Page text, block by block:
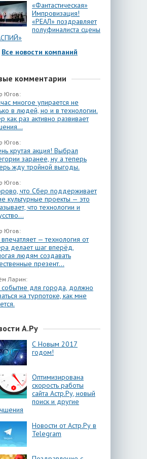
«Фантастическая»
Импровизация!
«РЕАЛ» поздравляет
полуфиналиста сцены
Все новости компаний
комментарии
Югов:
многое упирается не
в людей, но и в технологии.
как раз активно развивает
Югов:
крутая акция! Выбрал
заранее, ну а теперь
жду тройной выгоды.
Югов:
что Сбер поддерживает
культурные проекты — это
что технологии и
Югов:
— технология от
делает шаг вперёд,
людям создавать
презент...
Ларин:
событие для города, должно
на турпотоке, как мне
А.Ру
С Новым 2017
годом!
Оптимизирована
скорость работы
сайта Астр.Ру, новый
поиск и другие
Новости от Астр.Ру в
Telegram